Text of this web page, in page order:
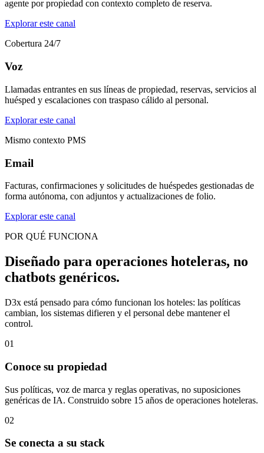
agente por propiedad con contexto completo de reserva.
Explorar este canal
Cobertura 24/7
Voz
Llamadas entrantes en sus líneas de propiedad, reservas, servicios al
huésped y escalaciones con traspaso cálido al personal.
Explorar este canal
Mismo contexto PMS
Email
Facturas, confirmaciones y solicitudes de huéspedes gestionadas de
forma autónoma, con adjuntos y actualizaciones de folio.
Explorar este canal
POR QUÉ FUNCIONA
Diseñado para operaciones hoteleras, no
chatbots genéricos.
D3x está pensado para cómo funcionan los hoteles: las políticas
cambian, los sistemas difieren y el personal debe mantener el
control.
01
Conoce su propiedad
Sus políticas, voz de marca y reglas operativas, no suposiciones
genéricas de IA. Construido sobre 15 años de operaciones hoteleras.
02
Se conecta a su stack